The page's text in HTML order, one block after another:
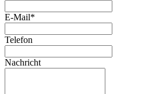
E-Mail*
Telefon
Nachricht